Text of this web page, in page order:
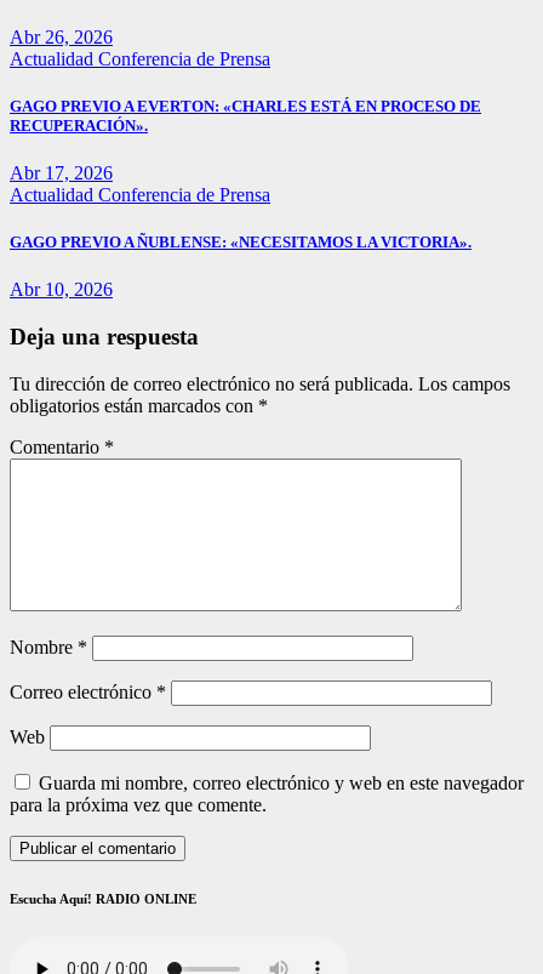
Abr 26, 2026
Actualidad Conferencia de Prensa
GAGO PREVIO A EVERTON: «CHARLES ESTÁ EN PROCESO DE
RECUPERACIÓN».
Abr 17, 2026
Actualidad Conferencia de Prensa
GAGO PREVIO A ÑUBLENSE: «NECESITAMOS LA VICTORIA».
Abr 10, 2026
Deja una respuesta
Tu dirección de correo electrónico no será publicada. Los campos
obligatorios están marcados con *
Comentario *
Nombre *
Correo electrónico *
Web
Guarda mi nombre, correo electrónico y web en este navegador
para la próxima vez que comente.
Escucha Aquí! RADIO ONLINE